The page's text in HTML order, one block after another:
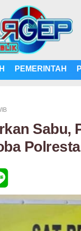
PEMERINTAH
Sabu,